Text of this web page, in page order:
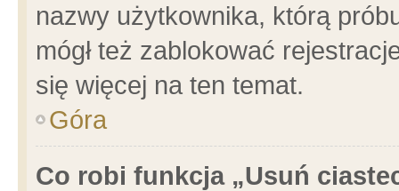
nazwy użytkownika, którą
mógł też zablokować
się więcej na ten temat.
Góra
Co robi funkcja „Usuń